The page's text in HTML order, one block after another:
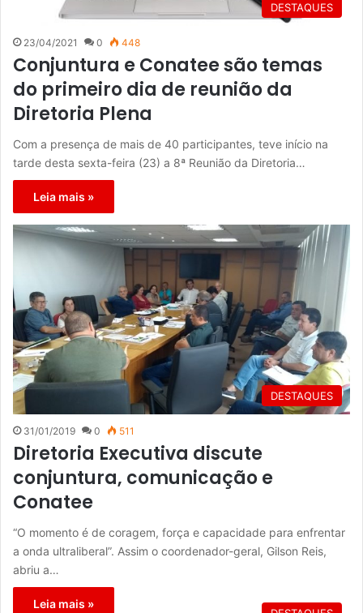
DESTAQUES
23/04/2021 0 448
Conjuntura e Conatee são temas
do primeiro dia de reunião da
Diretoria Plena
Com a presença de mais de 40 participantes, teve início na
tarde desta sexta-feira (23) a 8ª Reunião da Diretoria…
Leia mais »
DESTAQUES
31/01/2019 0 511
Diretoria Executiva discute
conjuntura, comunicação e
Conatee
“O momento é de coragem, força e capacidade para enfrentar
a onda ultraliberal”. Assim o coordenador-geral, Gilson Reis,
abriu a…
Leia mais »